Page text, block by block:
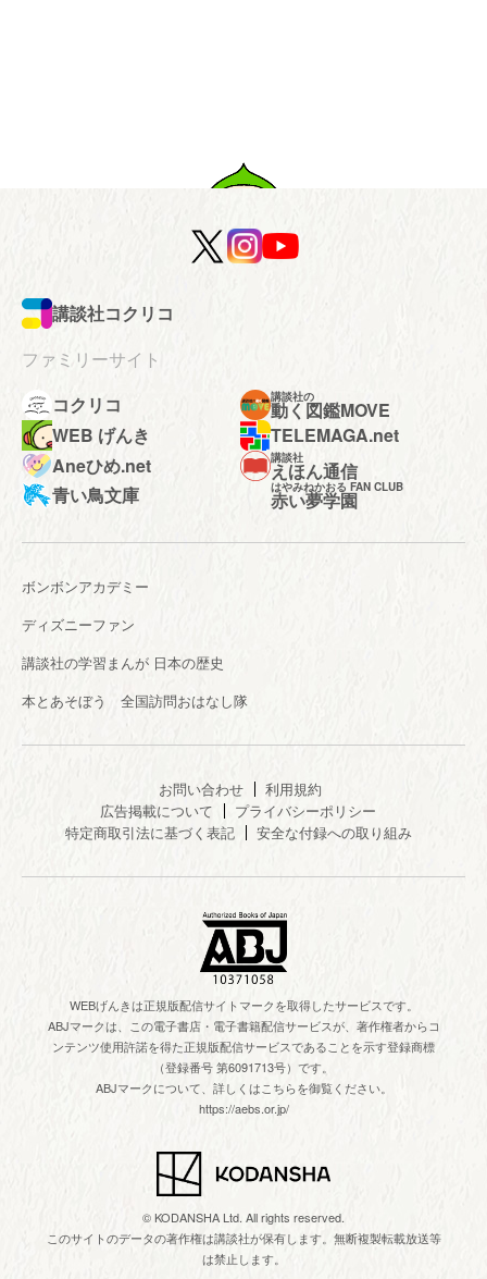
講談社コクリコ
ファミリーサイト
コクリコ
講談社の
動く図鑑MOVE
WEB げんき
TELEMAGA.net
Aneひめ.net
講談社
えほん通信
青い鳥文庫
はやみねかおる FAN CLUB
赤い夢学園
ボンボンアカデミー
ディズニーファン
講談社の学習まんが 日本の歴史
本とあそぼう 全国訪問おはなし隊
お問い合わせ
利用規約
広告掲載について
プライバシーポリシー
特定商取引法に基づく表記
安全な付録への取り組み
WEBげんきは正規版配信サイトマークを取得したサービスです。
ABJマークは、この電子書店・電子書籍配信サービスが、著作権者からコ
ンテンツ使用許諾を得た正規版配信サービスであることを示す登録商標
（登録番号 第6091713号）です。
ABJマークについて、詳しくはこちらを御覧ください。
https://aebs.or.jp/
© KODANSHA Ltd. All rights reserved.
このサイトのデータの著作権は講談社が保有します。無断複製転載放送等
は禁止します。